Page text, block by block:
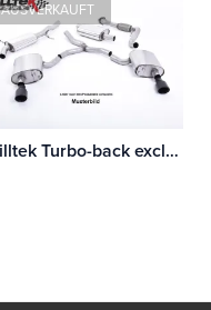
AUSVERKAUFT
Milltek Turbo-back excluding Hi-Flow Sports Cat Audi TT Mk2 TT RS Coupé 2.5-litre TFSI quattro